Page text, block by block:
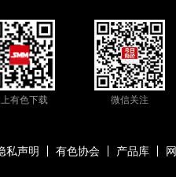
有色下载 微信关注
私声明 有色协会 产品库